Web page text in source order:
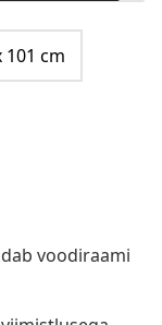
101 cm
voodiraami